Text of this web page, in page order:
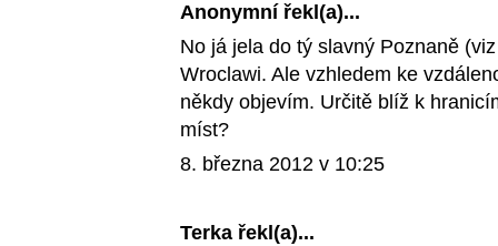
Anonymní řekl(a)...
No já jela do tý slavný Poznaně
Wroclawi. Ale vzhledem ke
někdy objevím. Určitě blíž k
míst?
8. března 2012 v 10:25
Terka řekl(a)...